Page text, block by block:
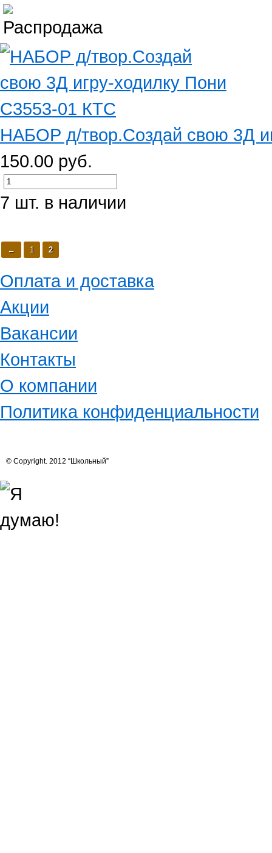
НАБОР д/твор.Создай свою 3Д
150.00 руб.
7 шт. в наличии
← 1 2
Оплата и доставка
Акции
Вакансии
Контакты
О компании
Политика конфиденциальности
© Copyright. 2012 “Школьный”